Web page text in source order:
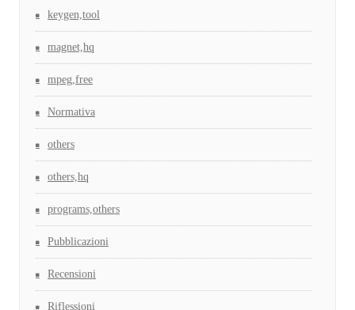
keygen,tool
magnet,hq
mpeg,free
Normativa
others
others,hq
programs,others
Pubblicazioni
Recensioni
Riflessioni